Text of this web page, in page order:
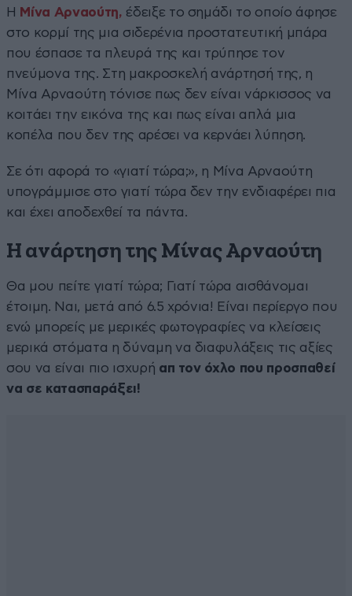
Η Μίνα Αρναούτη, έδειξε το σημάδι το οποίο άφησε
στο κορμί της μια σιδερένια προστατευτική μπάρα
που έσπασε τα πλευρά της και τρύπησε τον
πνεύμονα της. Στη μακροσκελή ανάρτησή της, η
Μίνα Αρναούτη τόνισε πως δεν είναι νάρκισσος να
κοιτάει την εικόνα της και πως είναι απλά μια
κοπέλα που δεν της αρέσει να κερνάει λύπηση.
Σε ότι αφορά το «γιατί τώρα;», η Μίνα Αρναούτη
υπογράμμισε στο γιατί τώρα δεν την ενδιαφέρει πια
και έχει αποδεχθεί τα πάντα.
Η ανάρτηση της Μίνας Αρναούτη
Θα μου πείτε γιατί τώρα; Γιατί τώρα αισθάνομαι
έτοιμη. Ναι, μετά από 6.5 χρόνια! Είναι περίεργο που
ενώ μπορείς με μερικές φωτογραφίες να κλείσεις
μερικά στόματα η δύναμη να διαφυλάξεις τις αξίες
σου να είναι πιο ισχυρή απ τον όχλο που προσπαθεί
να σε κατασπαράξει!